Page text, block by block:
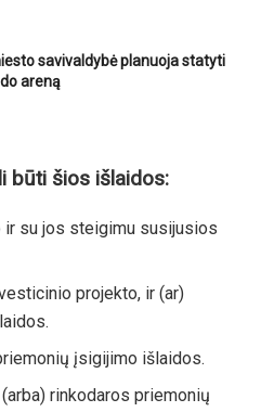
savivaldybė planuoja statyti
areną
būti šios išlaidos:
ir su jos steigimu susijusios
projekto, ir (ar)
įsigijimo išlaidos.
rinkodaros priemonių